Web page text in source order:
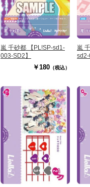
嵐 千砂都 【PL!SP-sd1-
003-SD2】
￥180 （税込）
嵐 千